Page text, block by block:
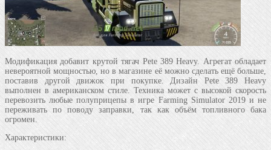
Модификация добавит крутой тягач Pete 389 Heavy. Агрегат обладает
невероятной мощностью, но в магазине её можно сделать ещё больше,
поставив другой движок при покупке. Дизайн Pete 389 Heavy
выполнен в американском стиле. Техника может с высокой скорость
перевозить любые полуприцепы в игре Farming Simulator 2019 и не
переживать по поводу заправки, так как объём топливного бака
огромен.
Характеристики: